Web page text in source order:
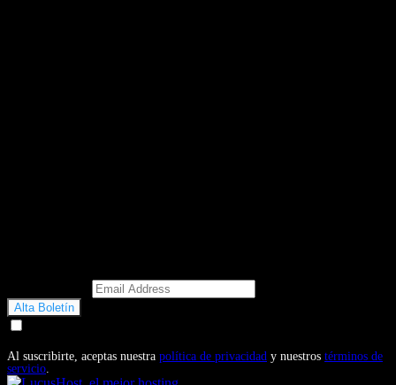
Al suscribirte, aceptas nuestra política de privacidad y nuestros términos de
servicio.